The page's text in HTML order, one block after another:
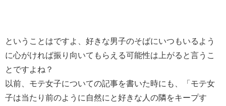
ということはですよ、好きな男子のそばにいつもいるよう
に心がければ振り向いてもらえる可能性は上がると言うこ
とですよね？
以前、モテ女子についての記事を書いた時にも、「モテ女
子は当たり前のように自然にと好きな人の隣をキープす